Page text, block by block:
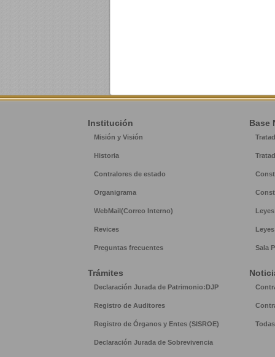
Institución Base
Misión y Visión
Historia
Contralores de estado
Organigrama
WebMail(Correo Interno)
Revices
Preguntas frecuentes Sala
Trámites
Declaración Jurada de Patrimonio:DJP
Registro de Auditores
Registro de Órganos y Entes (SISROE)
Declaración Jurada de Sobrevivencia